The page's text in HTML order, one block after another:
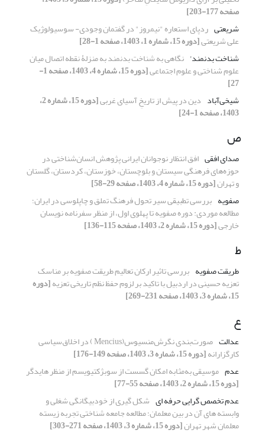
صفحه 177-203]
شریعتی ردپای استعاره "نیمروز" در گفتمان وجودی- سوسیولوژیک
علی شریعتی[دوره 15، شماره 1، 1403، صفحه 1-28]
شناخت بدنمند' نگاهی به شناخت بدنمند به منزلۀ نقطه اتصال میان
علوم شناختی و علوم اجتماعی [دوره 15، شماره 4، 1403، صفحه 1-
27]
شیخی‌آباد دین در پیش از تاریخِ آسیای غربی [دوره 15، شماره 2،
1403، صفحه 1-24]
ص
صدای افقی افق انتظار نوجوانان ایرانی پژوهش انسان‌شناختی در
حوزه‌های فرهنگی سیستان و بلوچستان، خوزستان، کردستان، گلستان
و تهران[دوره 15، شماره 4، 1403، صفحه 29-58]
صفویه بررسی تطبیقی سیر تحول فرهنگ تملق و چاپلوسی در ایران؛
مطالعه موردی: دوره صفویه تا پهلوی اول، از منظر سفرنامه نویسان
خارجی[دوره 15، شماره 2، 1403، صفحه 115-136]
ط
طریقت صفویه بررسی تاثیر ارکان تعالیم طریقت صفویه بر مناسک
تعزیه حسینی در اردبیل با تاکید بر لزوم حفظ نظم تاریخی تعزیه[دوره
15، شماره 3، 1403، صفحه 231-269]
ع
عدالت صورت‌بندی نگرش‌منسیوس(Mencius ) در اخلاق‌سیاسی
کارگزارانه[دوره 15، شماره 3، 1403، صفحه 149-176]
عدم موسیقی به‌مثابه امکان گسست از سوبژکتیویسم از منظر هایدگر
[دوره 15، شماره 2، 1403، صفحه 55-77]
عدم تخصص گرایی حرفه ای شکل گیری از خودبیگانگی شغلی و
وابسته های آن در بین معلمان؛ مطالعه جامعه شناختی تجربه زیسته
معلمان شهر تهران[دوره 15، شماره 3، 1403، صفحه 271-303]